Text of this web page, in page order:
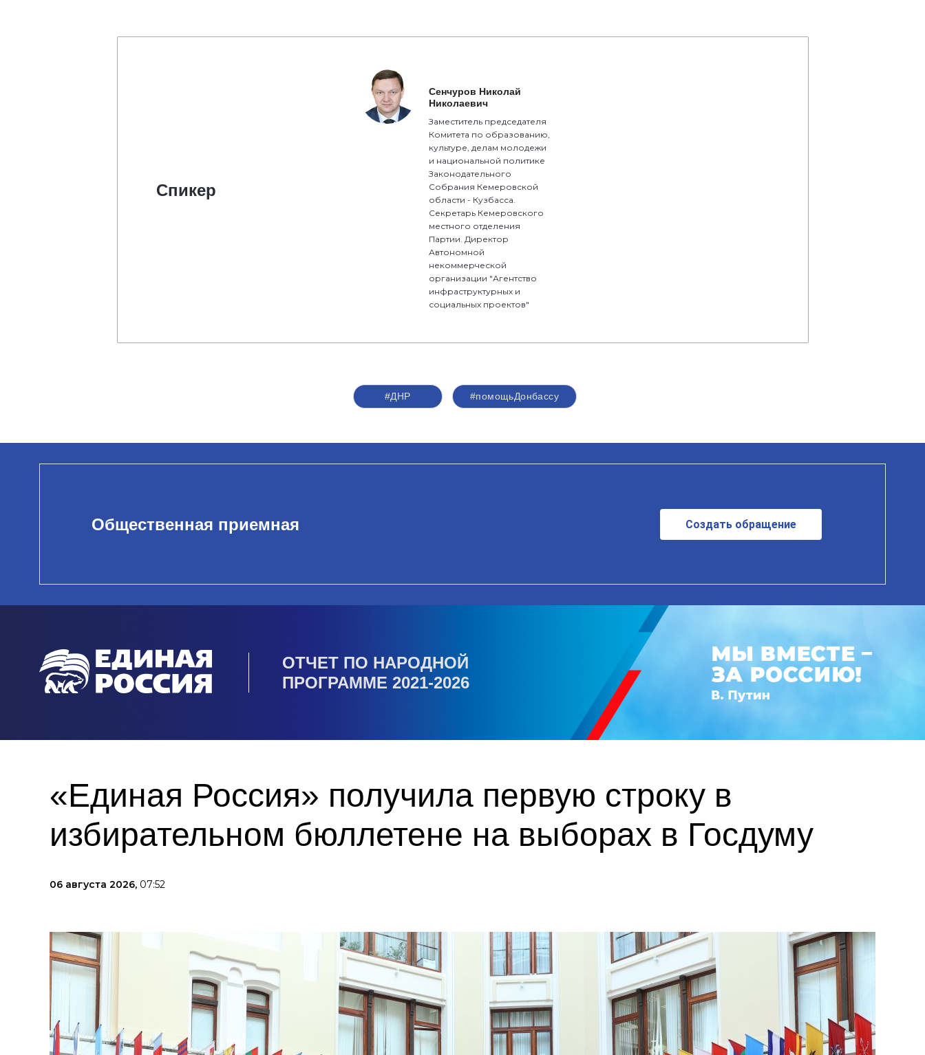
Спикер
Сенчуров Николай
Николаевич
Заместитель председателя
Комитета по образованию,
культуре, делам молодежи
и национальной политике
Законодательного
Собрания Кемеровской
области - Кузбасса.
Секретарь Кемеровского
местного отделения
Партии. Директор
Автономной
некоммерческой
организации "Агентство
инфраструктурных и
социальных проектов"
#ДНР #помощьДонбассу
Общественная приемная Создать обращение
ОТЧЕТ ПО НАРОДНОЙ
ПРОГРАММЕ 2021-2026
«Единая Россия» получила первую строку в
избирательном бюллетене на выборах в Госдуму
06 августа 2026, 07:52